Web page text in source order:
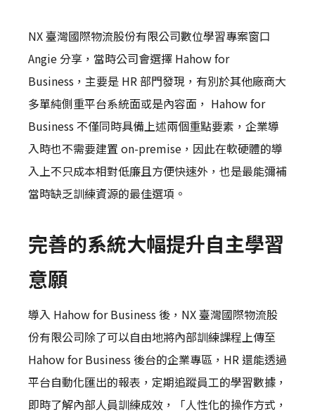
NX 臺灣國際物流股份有限公司數位學習專案窗口
Angie 分享，當時公司會選擇 Hahow for
Business，主要是 HR 部門發現，有別於其他廠商大
多單純側重平台系統面或是內容面， Hahow for
Business 不僅同時具備上述兩個重點要素，企業導
入時也不需要建置 on-premise，因此在軟硬體的導
入上不只成本相對低廉且方便快速外，也是最能彌補
當時缺乏訓練資源的最佳選項。
完善的系統大幅提升自主學習
意願
導入 Hahow for Business 後，NX 臺灣國際物流股
份有限公司除了可以自由地將內部訓練課程上傳至
Hahow for Business 後台的企業專區，HR 還能透過
平台自動化匯出的報表，定期追蹤員工的學習數據，
即時了解內部人員訓練成效，「人性化的操作方式，